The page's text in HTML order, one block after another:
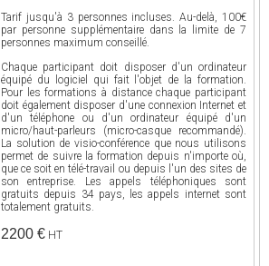
Tarif jusqu'à 3 personnes incluses. Au-delà, 100€
par personne supplémentaire dans la limite de 7
personnes maximum conseillé.
Chaque participant doit disposer d'un ordinateur
équipé du logiciel qui fait l'objet de la formation.
Pour les formations à distance chaque participant
doit également disposer d'une connexion Internet et
d'un téléphone ou d'un ordinateur équipé d'un
micro/haut-parleurs (micro-casque recommandé).
La solution de visio-conférence que nous utilisons
permet de suivre la formation depuis n'importe où,
que ce soit en télé-travail ou depuis l'un des sites de
son entreprise. Les appels téléphoniques sont
gratuits depuis 34 pays, les appels internet sont
totalement gratuits.
2200 € HT